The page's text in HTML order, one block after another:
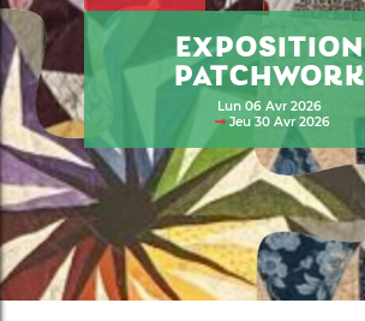
EXPOSITION
PATCHWORK
Lun 06 Avr 2026
Jeu 30 Avr 2026